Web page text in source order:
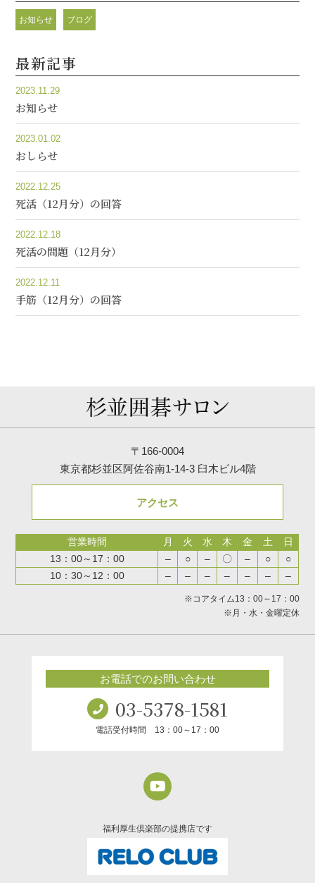
お知らせ ブログ
最新記事
2023.11.29
お知らせ
2023.01.02
おしらせ
2022.12.25
死活（12月分）の回答
2022.12.18
死活の問題（12月分）
2022.12.11
手筋（12月分）の回答
〒166-0004
東京都杉並区阿佐谷南1-14-3 臼木ビル4階
アクセス
営業時間 月 火 水 木 金 土
日
13：00～17：00
– ○ – 〇 – ○
○
10：30～12：00
– – – – – – –
※コアタイム13：00～17：00
※月・水・金曜定休
お電話でのお問い合わせ
03-5378-1581
電話受付時間 13：00～17：00
福利厚生倶楽部の提携店です